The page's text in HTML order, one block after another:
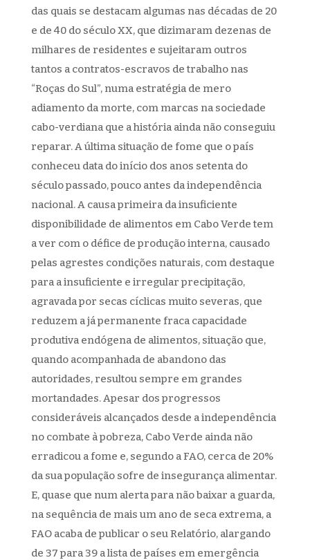
das quais se destacam algumas nas décadas de 20
e de 40 do século XX, que dizimaram dezenas de
milhares de residentes e sujeitaram outros
tantos a contratos-escravos de trabalho nas
“Roças do Sul”, numa estratégia de mero
adiamento da morte, com marcas na sociedade
cabo-verdiana que a história ainda não conseguiu
reparar. A última situação de fome que o país
conheceu data do início dos anos setenta do
século passado, pouco antes da independência
nacional. A causa primeira da insuficiente
disponibilidade de alimentos em Cabo Verde tem
a ver com o défice de produção interna, causado
pelas agrestes condições naturais, com destaque
para a insuficiente e irregular precipitação,
agravada por secas cíclicas muito severas, que
reduzem a já permanente fraca capacidade
produtiva endógena de alimentos, situação que,
quando acompanhada de abandono das
autoridades, resultou sempre em grandes
mortandades. Apesar dos progressos
consideráveis alcançados desde a independência
no combate à pobreza, Cabo Verde ainda não
erradicou a fome e, segundo a FAO, cerca de 20%
da sua população sofre de insegurança alimentar.
E, quase que num alerta para não baixar a guarda,
na sequência de mais um ano de seca extrema, a
FAO acaba de publicar o seu Relatório, alargando
de 37 para 39 a lista de países em emergência